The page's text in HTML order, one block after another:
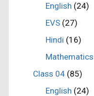
English (24)
EVS(27)
Hindi (16)
Mathematics
Class 04 (85)
English (24)